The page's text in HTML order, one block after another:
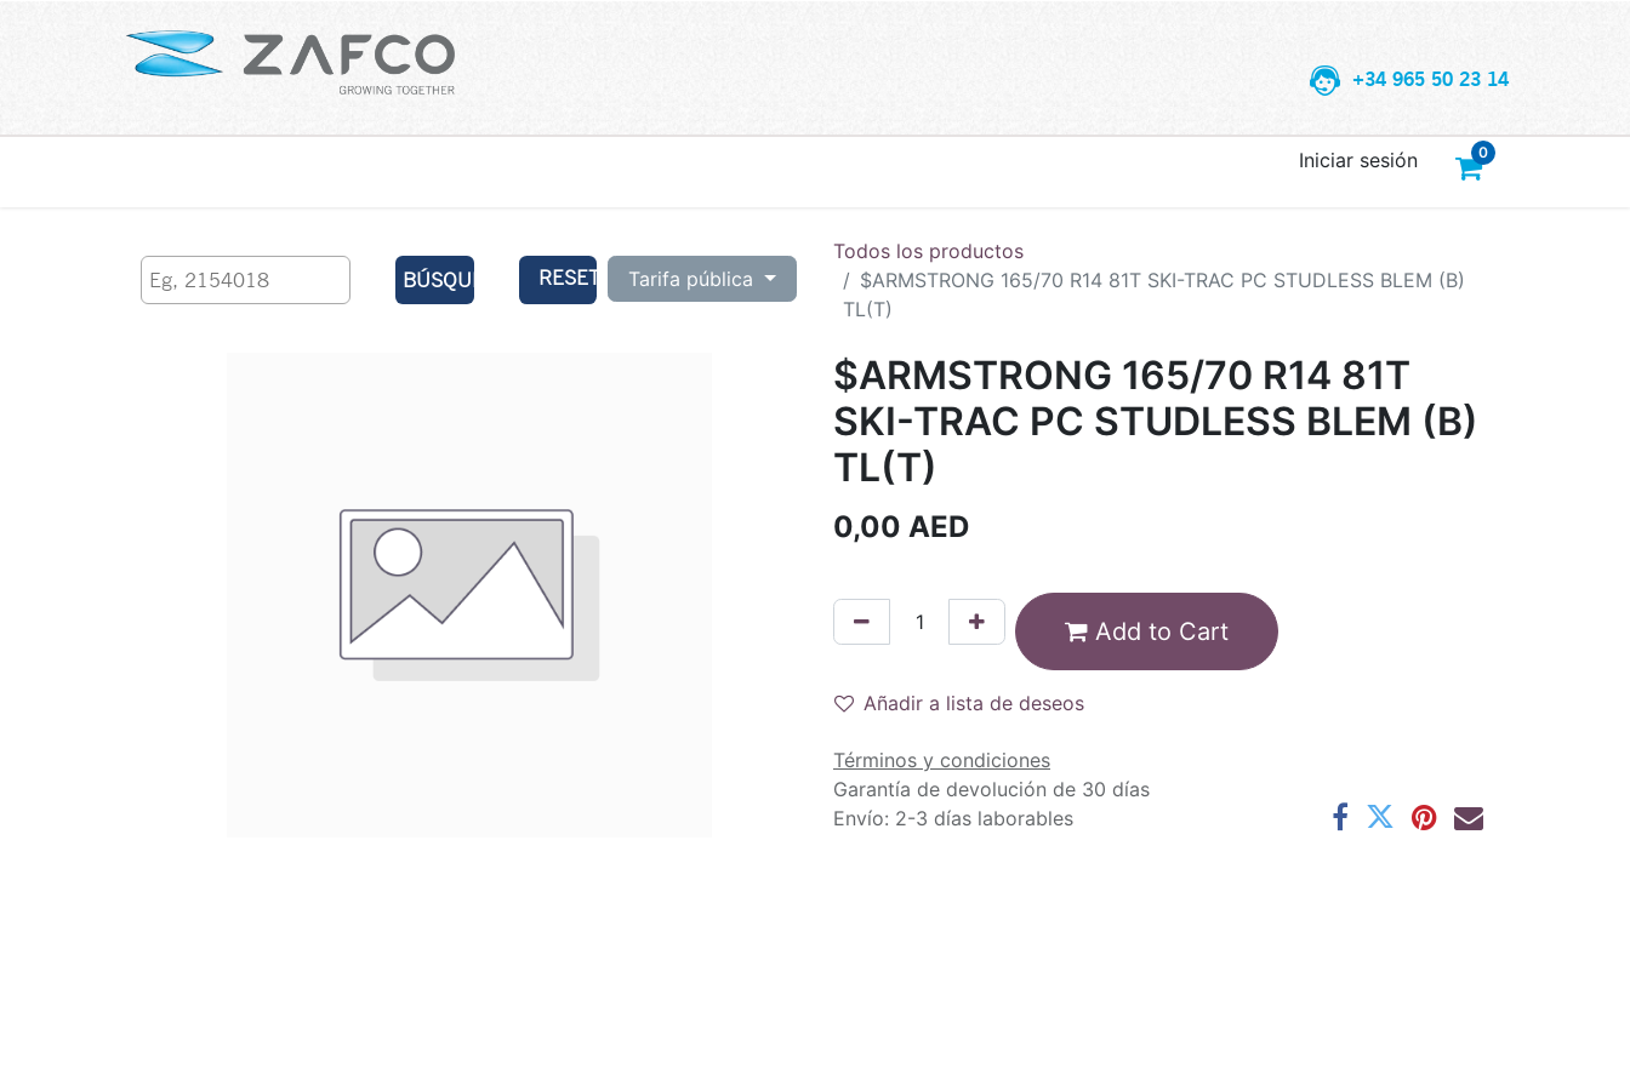
+34 965 50 23 14
0
Iniciar sesión
BÚSQUEDA RESET Tarifa pública
Todos los productos
$ARMSTRONG 165/70 R14 81T SKI-TRAC PC STUDLESS BLEM (B)
TL(T)
$ARMSTRONG 165/70 R14 81T
SKI-TRAC PC STUDLESS BLEM (B)
TL(T)
0,00 AED
Add to Cart
Añadir a lista de deseos
Términos y condiciones
Garantía de devolución de 30 días
Envío: 2-3 días laborables